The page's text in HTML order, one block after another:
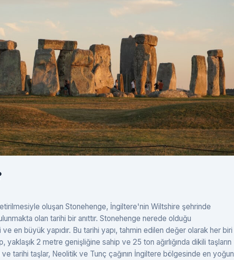
oluşan Stonehenge, İngiltere'nin Wiltshire şehrinde
olan tarihi bir anıttır. Stonehenge nerede olduğu
en büyük yapıdır. Bu tarihi yapı, tahmin edilen değer olarak her biri
2 metre genişliğine sahip ve 25 ton ağırlığında dikili taşların
tarihi taşlar, Neolitik ve Tunç çağının İngiltere bölgesinde en yoğun